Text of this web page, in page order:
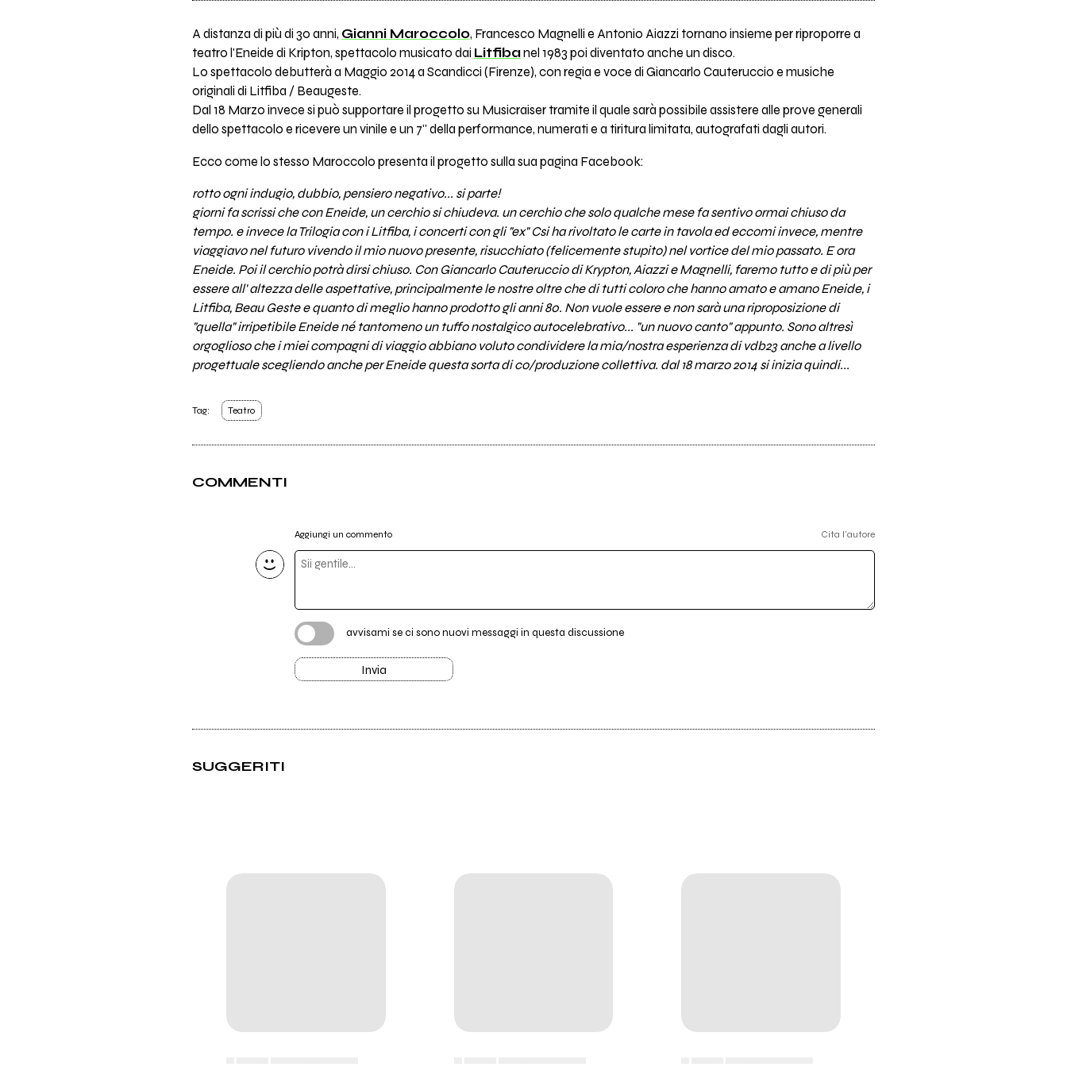
A distanza di più di 30 anni, Gianni Maroccolo, Francesco Magnelli e Antonio Aiazzi tornano insieme per riproporre a
teatro l'Eneide di Kripton, spettacolo musicato dai Litfibanel 1983 poi diventato anche un disco.
Lo spettacolo debutterà a Maggio 2014 a Scandicci (Firenze), con regia e voce di Giancarlo Cauteruccio e musiche
originali di Litfiba / Beaugeste.
Dal 18 Marzo invece si può supportare il progetto su Musicraiser tramite il quale sarà possibile assistere alle prove generali
dello spettacolo e ricevere un vinile e un 7'' della performance, numerati e a tiritura limitata, autografati dagli autori.
Ecco come lo stesso Maroccolo presenta il progetto sulla sua pagina Facebook:
rotto ogni indugio, dubbio, pensiero negativo... si parte!
giorni fa scrissi che con Eneide, un cerchio si chiudeva. un cerchio che solo qualche mese fa sentivo ormai chiuso da
tempo. e invece la Trilogia con i Litfiba, i concerti con gli "ex" Csi ha rivoltato le carte in tavola ed eccomi invece, mentre
viaggiavo nel futuro vivendo il mio nuovo presente, risucchiato (felicemente stupito) nel vortice del mio passato. E ora
Eneide. Poi il cerchio potrà dirsi chiuso. Con Giancarlo Cauteruccio di Krypton, Aiazzi e Magnelli, faremo tutto e di più per
essere all' altezza delle aspettative, principalmente le nostre oltre che di tutti coloro che hanno amato e amano Eneide, i
Litfiba, Beau Geste e quanto di meglio hanno prodotto gli anni 80. Non vuole essere e non sarà una riproposizione di
"quella" irripetibile Eneide né tantomeno un tuffo nostalgico autocelebrativo... "un nuovo canto" appunto. Sono altresì
orgoglioso che i miei compagni di viaggio abbiano voluto condividere la mia/nostra esperienza di vdb23 anche a livello
progettuale scegliendo anche per Eneide questa sorta di co/produzione collettiva. dal 18 marzo 2014 si inizia quindi...
Tag: Teatro
COMMENTI
Aggiungi un commento Cita l'autore
avvisami se ci sono nuovi messaggi in questa discussione
Invia
SUGGERITI